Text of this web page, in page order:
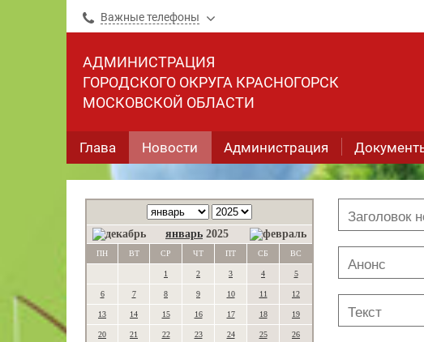
Важные телефоны
АДМИНИСТРАЦИЯ
ГОРОДСКОГО ОКРУГА КРАСНОГОРСК
МОСКОВСКОЙ ОБЛАСТИ
Глава Новости Администрация
январь 2025
ПН ВТ СР ЧТ ПТ СБ ВС
1 2 3 4 5
6 7 8 9 10 11 12
13 14 15 16 17 18 19
20 21 22 23 24 25 26